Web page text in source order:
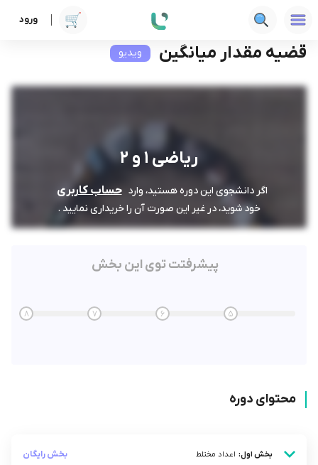
ورود دوره ها فنی‌ومهندسی قضیه مقدار میانگین
قضیه مقدار میانگین ویدیو
ریاضی 1 و 2
اگر دانشجوی این دوره هستید، وارد حساب کاربری
خود شوید، در غیر این صورت آن را خریداری نمایید .
پیشرفتت توی این بخش
5
6
7
8
محتوای دوره
بخش اول: اعداد مختلط بخش رایگان